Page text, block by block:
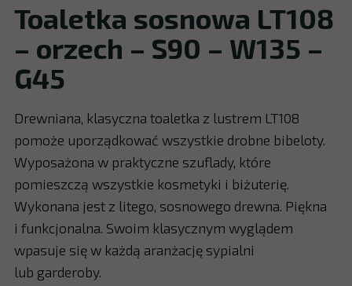
Toaletka sosnowa LT108
– orzech – S90 – W135 –
G45
Drewniana, klasyczna toaletka z lustrem LT108
pomoże uporządkować wszystkie drobne bibeloty.
Wyposażona w praktyczne szuflady, które
pomieszczą wszystkie kosmetyki i biżuterię.
Wykonana jest z litego, sosnowego drewna. Piękna
i funkcjonalna. Swoim klasycznym wyglądem
wpasuje się w każdą aranżację sypialni
lub garderoby.